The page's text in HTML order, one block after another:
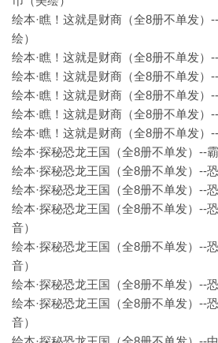
绘本·瞧！这就是财商（全8册不单发）
绘）
绘本·瞧！这就是财商（全8册不单发）
绘本·瞧！这就是财商（全8册不单发）
绘本·瞧！这就是财商（全8册不单发）
绘本·瞧！这就是财商（全8册不单发）
绘本·瞧！这就是财商（全8册不单发）
绘本·探秘恐龙王国（全8册不单发）--
绘本·探秘恐龙王国（全8册不单发）--
绘本·探秘恐龙王国（全8册不单发）--
绘本·探秘恐龙王国（全8册不单发）--
音）
绘本·探秘恐龙王国（全8册不单发）--
音）
绘本·探秘恐龙王国（全8册不单发）--
绘本·探秘恐龙王国（全8册不单发）--
音）